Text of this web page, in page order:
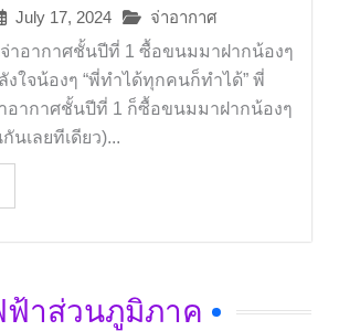
July 17, 2024
จ่าอากาศ
าอากาศชั้นปีที่ 1 ซื้อขนมมาฝากน้องๆ
ใจน้องๆ “พี่ทำได้ทุกคนก็ทำได้” พี่
อากาศชั้นปีที่ 1 ก็ซื้อขนมมาฝากน้องๆ
นเลยทีเดียว)...
ฟ้าส่วนภูมิภาค